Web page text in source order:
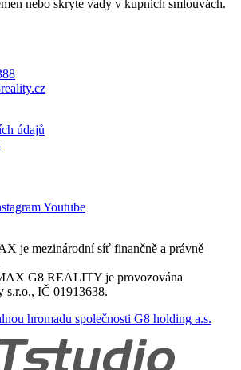
nebo skryté vady v kupních smlouvách.
údajů
Youtube
je mezinárodní síť finančně a právně
G8 REALITY je provozována
s.r.o., IČ 01913638.
hromadu společnosti G8 holding a.s.